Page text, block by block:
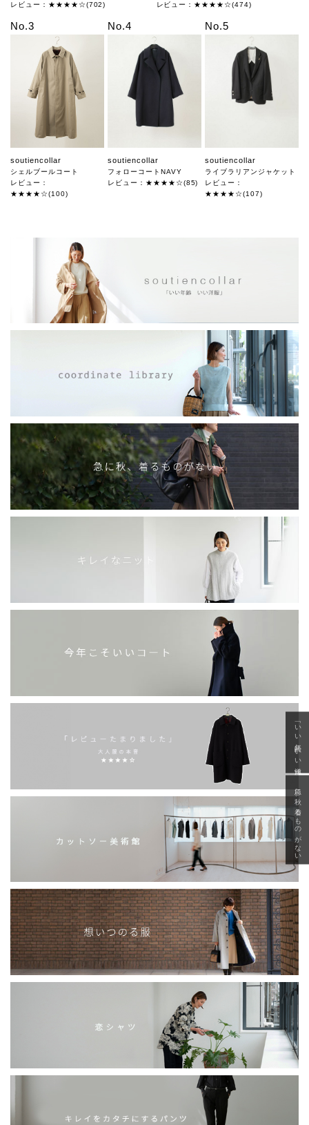
レビュー：★★★★☆(702)
レビュー：★★★★☆(474)
No.3
soutiencollar
シェルブールコート
レビュー：
★★★★☆(100)
No.4
soutiencollar
フォローコートNAVY
レビュー：★★★★☆(85)
No.5
soutiencollar
ライブラリアンジャケット
レビュー：
★★★★☆(107)
「いい年齢 いい洋服」
急に秋、着るものがない